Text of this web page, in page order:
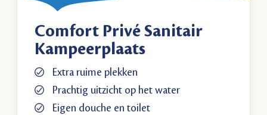
Comfort Privé Sanitair
Kampeerplaats
Extra ruime plekken
Prachtig uitzicht op het water
Eigen douche en toilet